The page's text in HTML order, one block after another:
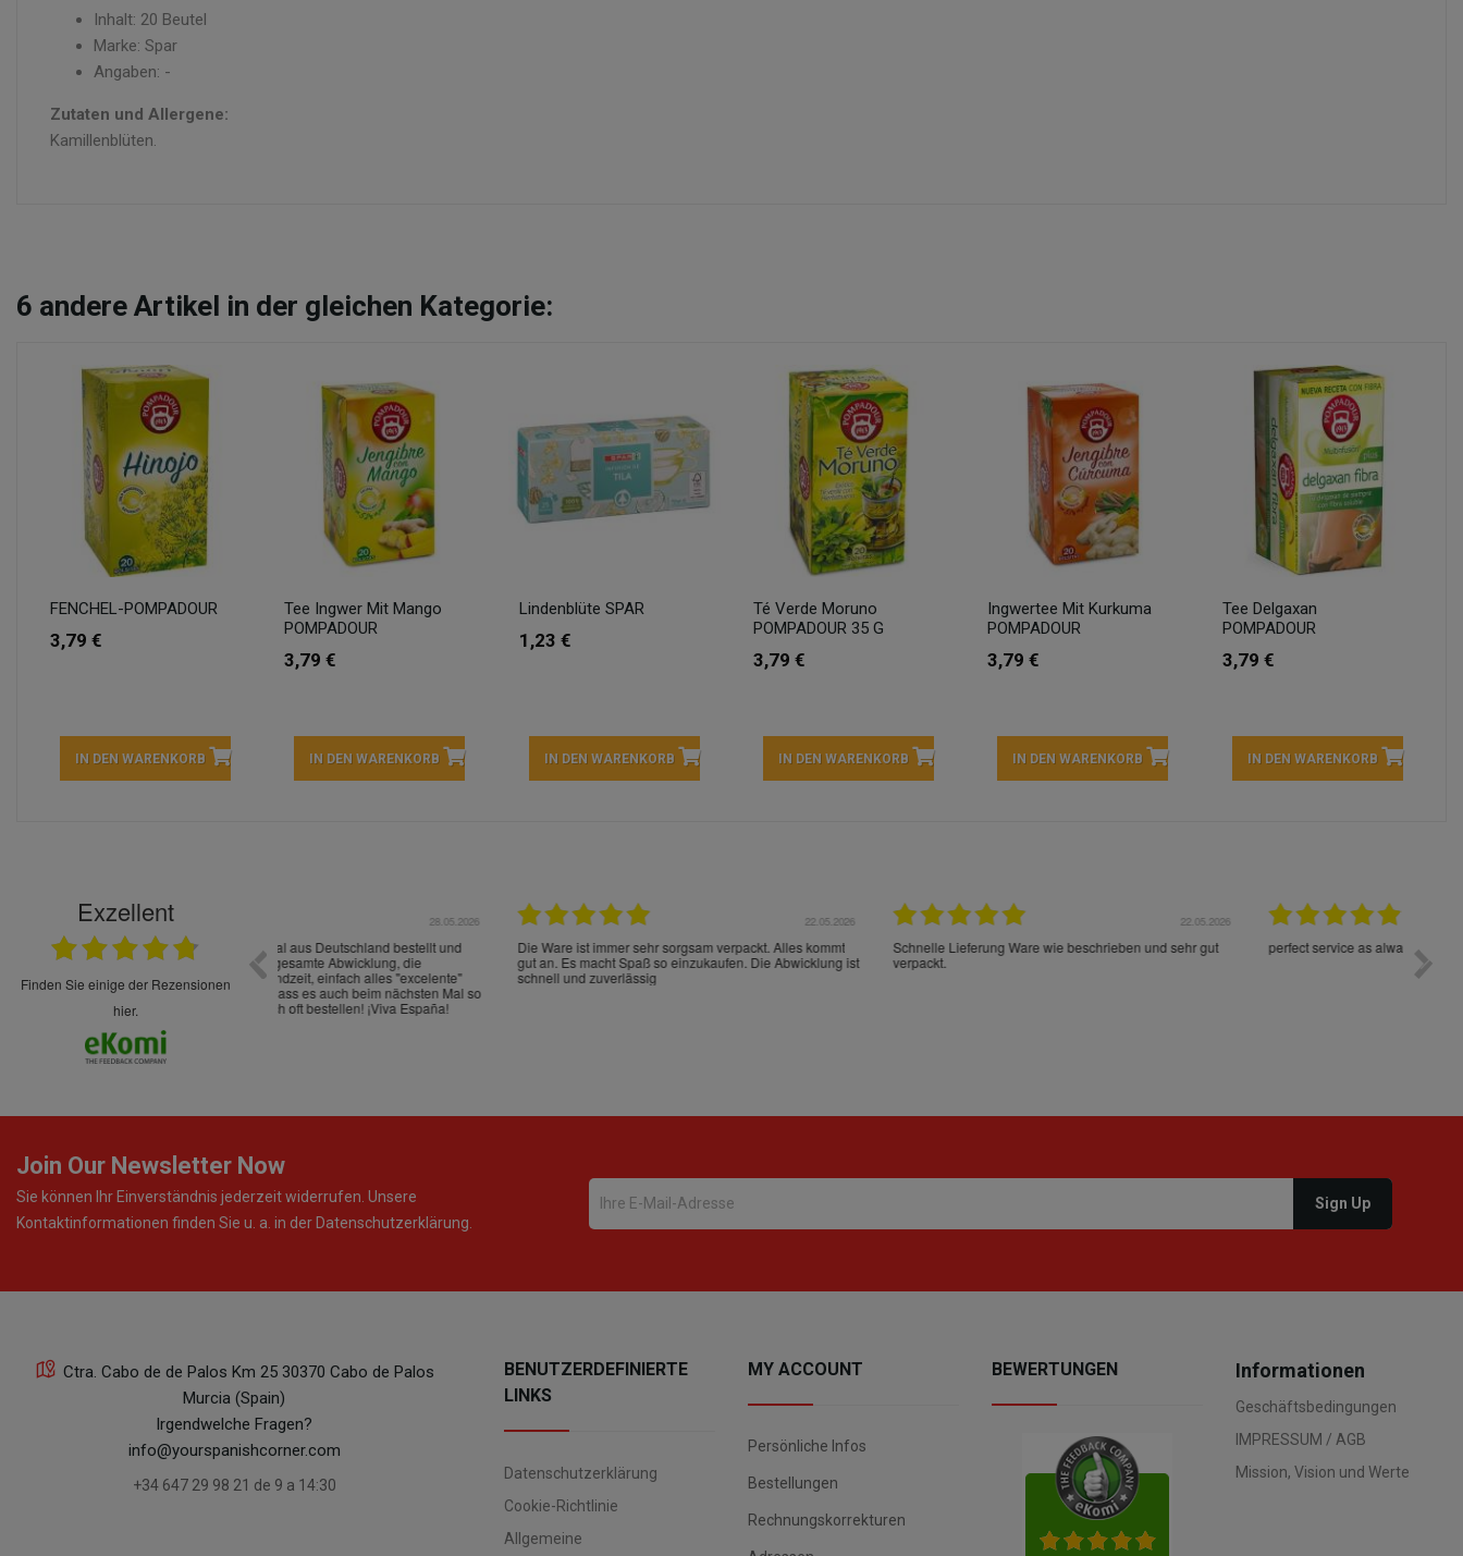
Inhalt: 20 Beutel
Marke: Spar
Angaben: -
Zutaten und Allergene:
Kamillenblüten.
6 andere Artikel in der gleichen Kategorie:
FENCHEL-POMPADOUR
3,79 €
IN DEN WARENKORB
Tee Ingwer Mit Mango
POMPADOUR
3,79 €
IN DEN WARENKORB
Lindenblüte SPAR
1,23 €
IN DEN WARENKORB
Té Verde Moruno
POMPADOUR 35 G
3,79 €
IN DEN WARENKORB
Ingwertee Mit Kurkuma
POMPADOUR
3,79 €
IN DEN WARENKORB
Tee Delgaxan
POMPADOUR
3,79 €
IN DEN WARENKORB
Exzellent
finden Sie einige der Rezensionen
hier.
sehr sorgsam verpackt. Alles kommt
Spaß so einzukaufen. Die Abwicklung ist
22.05.2026
Schnelle Lieferung Ware wie beschrieben und sehr gut
verpackt.
21.05.2026
perfect service as always
15.05.2026
Die Waren sind schnell und im Guten Zustand geliefert
Join Our Newsletter Now
Sie können Ihr Einverständnis jederzeit widerrufen. Unsere
Kontaktinformationen finden Sie u. a. in der Datenschutzerklärung.
Ctra. Cabo de de Palos Km 25 30370 Cabo de Palos
Murcia (Spain)
Irgendwelche Fragen?
info@yourspanishcorner.com
+34 647 29 98 21 de 9 a 14:30
BENUTZERDEFINIERTE
LINKS
Datenschutzerklärung
Cookie-Richtlinie
Allgemeine
MY ACCOUNT
Persönliche Infos
Bestellungen
Rechnungskorrekturen
BEWERTUNGEN Informationen
Geschäftsbedingungen
IMPRESSUM / AGB
Mission, Vision und Werte